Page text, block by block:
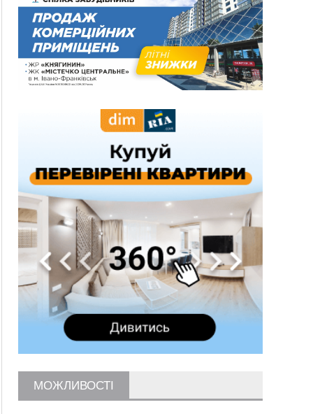
слуханнях в Яремче обговорили, як вирішити
питання джипінгу в Карпатах
13:54
5 «тихих» хвороб, які виявляє профілактичне
обстеження
13:30
ФОТО На Надрічній тривають останні
приготування до нового руху
всю історію спостережень
Лікування наркоманії Київ: чому важливо
розпочати терапію якомога раніше
Франківця, який у Косові викрав за магазину
понад 640 тисяч гривень у валюті, засудили до
11:50
Податкова передасть в Міноборони для
"Оберегу" дані про чоловіків 18–60 років
11:20
Водійка, яку на Сухомлинського побив інший
керманич, відмовилася від обвинувачення —
справу закрили
10:45
У Франківську, Коломиї, Долині та Яремче 6
серпня зафіксували рекордну спеку
Змушував надсилати інтимні фото: на
Прикарпатті затримали підозрюваного у
розбещенні малолітньої
податку
МОЖЛИВОСТІ